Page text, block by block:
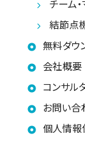
チーム
結節点
無料ダウ
会社概要
コンサル
お問い合
個人情報